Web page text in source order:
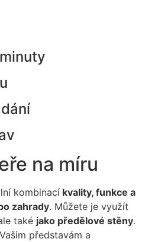
na míru
kombinací kvality, funkce a
zahrady. Můžete je využít
také jako předělové stěny.
představám a